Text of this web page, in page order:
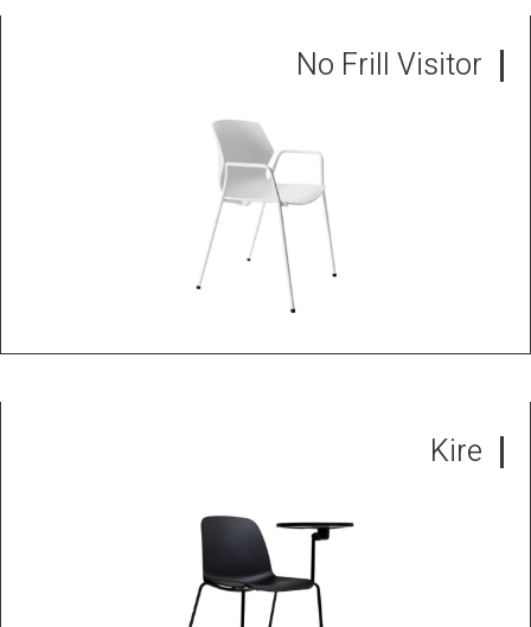
No Frill Visitor
Kire